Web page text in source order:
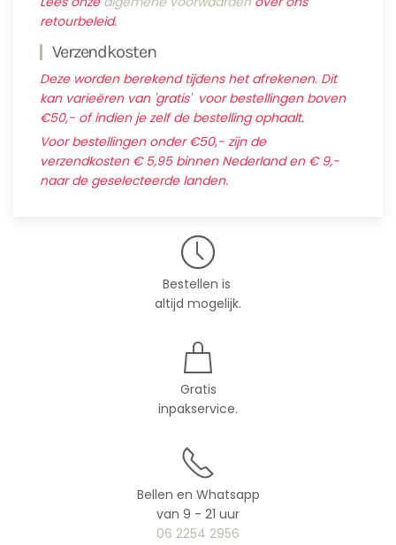
retourbeleid.
Verzendkosten
Deze worden berekend tijdens het afrekenen. Dit
kan varieëren van 'gratis' voor bestellingen boven
€50,- of indien je zelf de bestelling ophaalt.
Voor bestellingen onder €50,- zijn de
verzendkosten € 5,95 binnen Nederland en € 9,-
naar de geselecteerde landen.
Bestellen is
altijd mogelijk.
Gratis
inpakservice.
Bellen en Whatsapp
van 9 - 21 uur
06 2254 2956